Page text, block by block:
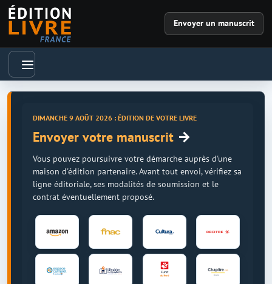
Envoyer un manuscrit
DIMANCHE 9 AOÛT 2026 : ÉDITION DE VOTRE LIVRE
Envoyer votre manuscrit →
Vous pouvez poursuivre votre démarche auprès d'une
maison d'édition partenaire. Avant tout envoi, vérifiez sa
ligne éditoriale, ses modalités de soumission et le
contrat éventuellement proposé.